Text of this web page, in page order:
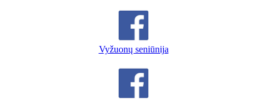
Vyžuonų seniūnija